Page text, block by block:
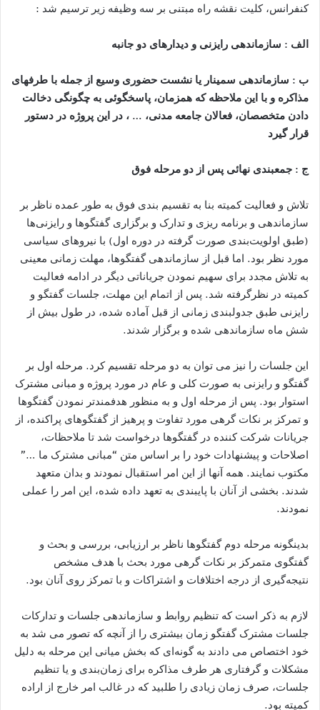
کنفرانس، کليت نقشه راه مبتنی بر سه وظيفه زير ترسيم شد :
الف : سازماندهی رايزنی و ديدارهای دو جانبه
ب : سازماندهی سمينار يا نشست حضوری وسيع از جمله با طرفهای
مذاکره و با اين ملاحظه که همزمان، پاسخگوئی به چگونگی دخالت
دادن متخصصان، فعالان جامعه مدنی، … ، در این پروژه در دستور
قرار گيرد
ج : جمعبندی نهائی پس از دو مرحله فوق
تلاش و فعاليت کميته بنا به تقسيم بندی فوق به طور عمده ناظر بر
سازماندهی و برنامه ريزی و تدارک و برگزاری گفتگوها و رايزنی‌ها
(طبق اولويت‌بندی صورت گرفته در دوره اول) با نيروهای سياسی
مورد نظر بود. اما قبل از سازماندهی گفتگوها، مهلت زمانی معينی
به تلاش مجدد برای سهيم نمودن جرياناتی ديگر در ادامه فعاليت
کميته در نظرگرفته شد. پس از اتمام اين مهلت، جلسات گفتگو و
رايزنی طبق جدولبندی زمانی از قبل آماده شده، در طول بيش از
شش ماه سازماندهی شده و برگزار شدند.
اين جلسات را نيز می توان به دو مرحله تقسيم کرد. مرحله اول بر
گفتگو و رايزنی به صورت کلی و عام در مورد پروژه و مبانی مشترک
استوار بود. پس از مرحله اول و به منظور هدفمند‌تر نمودن گفتگوها
و تمرکز بر نکات گرهی مورد تفاوت و پرهيز از گفتگوهای پراکنده، از
جريانات شرکت کننده در گفتگوها درخواست شد تا ملاحظات،
اصلاحات و پيشنهادات خود را بر اساس متن “مبانی مشترک ما …”
مکتوب نمايند. همه آنها از اين امر استقبال نمودند و بدان متعهد
شدند. بخشی از آنان با پايبندی به تعهد داده شده، اين امر را عملی
نمودند.
بدينگونه مرحله دوم گفتگوها ناظر بر ارزيابی، بررسی و بحث و
گفتگوی متمرکز بر نکات گرهی مورد بحث با هدف مشخص
نتيجه‌گيری از درجه اختلافات و اشتراکات و با تمرکز روی آنان بود.
لازم به ذکر است که تنظيم روابط و سازماندهی جلسات و تدارکات
جلسات مشترک گفتگو زمان بيشتری را از آنچه که تصور می شد به
خود اختصاص می دادند به گونه‌ای که بخش ميانی اين مرحله به دليل
مشکلات و گرفتاری هر طرف مذاکره برای زمان‌بندی و يا تنظيم
جلسات، صرف زمان زيادی را طلبيد که در غالب امر خارج از اراده
کميته بود.